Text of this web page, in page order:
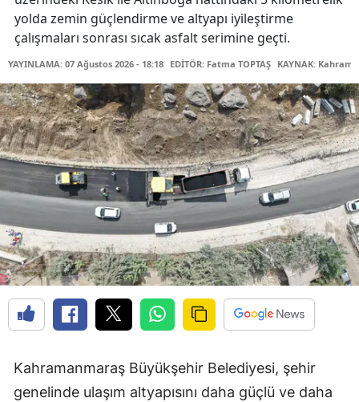
yolda zemin güçlendirme ve altyapı iyileştirme
çalışmaları sonrası sıcak asfalt serimine geçti.
YAYINLAMA: 07 Ağustos 2026 - 18:18 EDİTÖR: Fatma TOPTAŞ KAYNAK:
Kahramanmaraş Büyükşehir Belediyesi, şehir
genelinde ulaşım altyapısını daha güçlü ve daha